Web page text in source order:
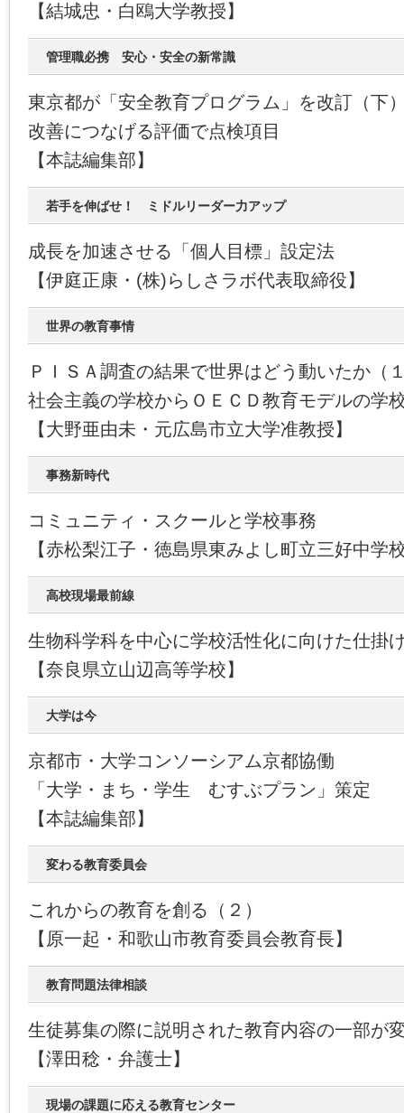
【結城忠・白鴎大学教授】
管理職必携 安心・安全の新常識
東京都が「安全教育プログラム」を改訂（下
改善につなげる評価で点検項目
【本誌編集部】
若手を伸ばせ！ ミドルリーダー力アップ
成長を加速させる「個人目標」設定法
【伊庭正康・(株)らしさラボ代表取締役】
世界の教育事情
ＰＩＳＡ調査の結果で世界はどう動いたか（
社会主義の学校からＯＥＣＤ教育モデルの学
【大野亜由未・元広島市立大学准教授】
事務新時代
コミュニティ・スクールと学校事務
【赤松梨江子・徳島県東みよし町立三好中学
高校現場最前線
生物科学科を中心に学校活性化に向けた仕掛
【奈良県立山辺高等学校】
大学は今
京都市・大学コンソーシアム京都協働
「大学・まち・学生 むすぶプラン」策定
【本誌編集部】
変わる教育委員会
これからの教育を創る（２）
【原一起・和歌山市教育委員会教育長】
教育問題法律相談
生徒募集の際に説明された教育内容の一部が
【澤田稔・弁護士】
現場の課題に応える教育センター